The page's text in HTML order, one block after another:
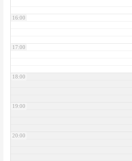
16:00
17:00
18:00
19:00
20:00